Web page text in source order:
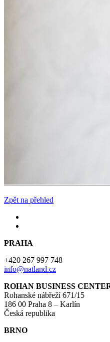
Zpět na přehled
PRAHA
+420 267 997 748
info@natland.cz
ROHAN BUSINESS
Rohanské nábřeží 671/15
186 00 Praha 8 – Karlín
Česká republika
BRNO